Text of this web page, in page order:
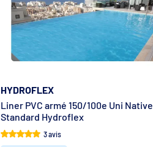
HYDROFLEX
Liner PVC armé 150/100e Uni Native
Standard Hydroflex
3 avis